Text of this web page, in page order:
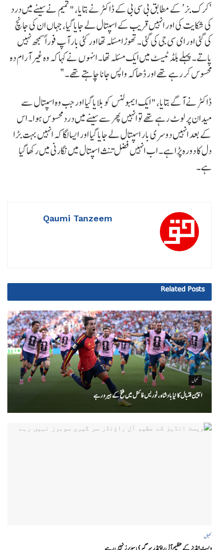
‘کرک بز’ کے مطابق بی سی بی کے ڈاکٹر نے بتایا، "تمیم نے سینے میں درد
کی شکایت کی اور انہیں قریب کے اسپتال لے جایا گیا، جہاں ان کی جانچ
کی گئی اور ای سی جی کی گئی۔ تھوڑا مسئلہ تھا اور کئی بار آپ فوراً سمجھ نہیں
پاتے۔ پہلے بلڈ ٹیسٹ میں ایک مسئلہ تھا۔ انہوں نے کہا کہ وہ غیر آرام دہ
محسوس کر رہے تھے اور ڈھاکہ واپس جانا چاہتے تھے۔”
ڈاکٹر نے آگے بتایا، "ایک ایمبولنس کو بلایا گیا اور جب وہ اسپتال سے
میدان پر لوٹ رہے تھے تو انہیں پھر سے سینے میں درد محسوس ہوا۔ اس
کے بعد انہیں دوسری بار اسپتال لے جایا گیا اور ایسا لگا کہ انہیں بہت بڑا
دل کا دورہ پڑا ہے۔ اب انہیں فضل تنث اسپتال میں نگارنی میں رکھا گیا
ہے۔
Qaumi Tanzeem
Related Posts
کھیل
اسپین فٹبال کا نیا بادشاہ ، ٹوریس فائنل میں فتح کے ہیرو رہے
کھیل